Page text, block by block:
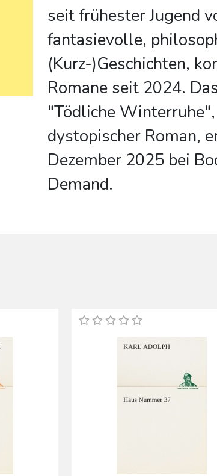
seit frühester Jugend
fantasievolle,
(Kurz-)Geschichten,
Romane seit 2024.
"Tödliche
dystopischer Roman,
Dezember 2025 bei
Demand.